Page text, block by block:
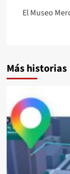
El Museo
Más historias